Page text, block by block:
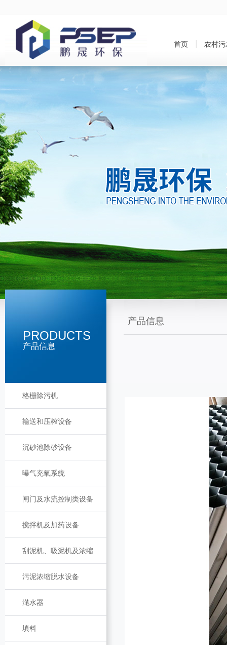
首页 农村
PRODUCTS
产品信息
格栅除污机
输送和压榨设备
沉砂池除砂设备
曝气充氧系统
闸门及水流控制类设备
搅拌机及加药设备
刮泥机、吸泥机及浓缩
污泥浓缩脱水设备
滗水器
填料
产品信息